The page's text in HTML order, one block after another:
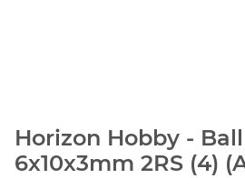
Horizon Hobby -
6x10x3mm 2RS (4)